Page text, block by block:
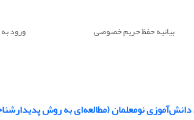
بیانیه حفظ حریم خصوصی ورود
نومعلمان (مطالعه‌ای به‌ روش